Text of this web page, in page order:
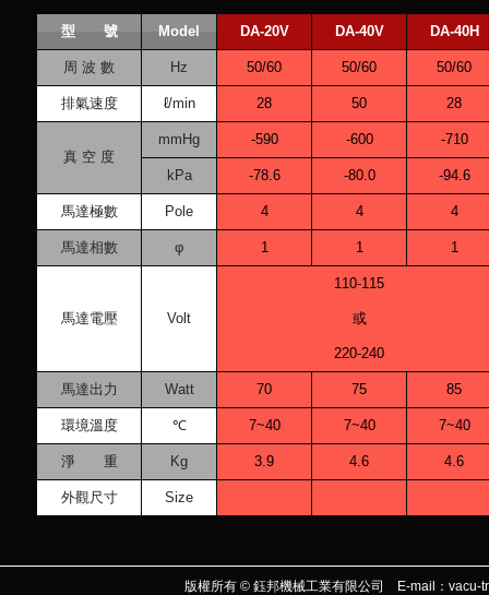
型 號 Model DA-20V DA-40V DA-40H
周 波 數 Hz 50/60 50/60 50/60
排氣速度 ℓ/min 28 50 28
真 空 度
mmHg -590 -600 -710
kPa -78.6 -80.0 -94.6
馬達極數 Pole 4 4 4
馬達相數 φ 1 1 1
馬達電壓 Volt
110-115
或
220-240
馬達出力 Watt 70 75 85
環境溫度 ℃ 7~40 7~40 7~40
淨 重 Kg 3.9 4.6 4.6
外觀尺寸 Size
版權所有 © 鈺邦機械工業有限公司 E-mail： vacu-